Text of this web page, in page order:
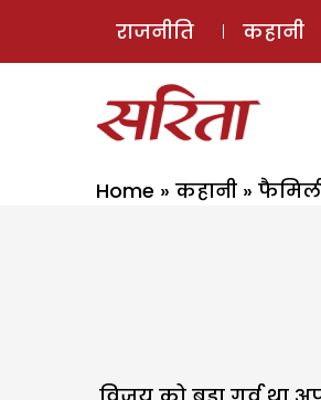
राजनीति कहानी
Home » कहानी »